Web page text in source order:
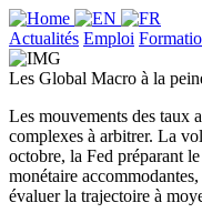
Actualités Emploi
Les Global Macro à la
Les mouvements des taux
complexes à arbitrer. La
octobre, la Fed préparant
monétaire
évaluer la trajectoire à